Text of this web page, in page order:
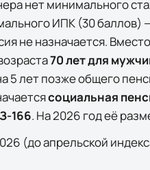
нет минимального
ИПК (30 баллов)
не назначается.
70 лет для
5 лет позже общего
социальная
166. На2026 год её
(до апрельской